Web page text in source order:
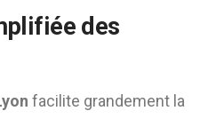
des
facilite grandement la